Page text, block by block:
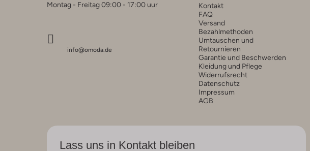
Montag - Freitag 09:00 - 17:00 uur
info@omoda.de
Kontakt
FAQ
Versand
Bezahlmethoden
Umtauschen und
Retournieren
Garantie und Beschwerden
Kleidung und Pflege
Widerrufsrecht
Datenschutz
Impressum
AGB
Lass uns in Kontakt bleiben